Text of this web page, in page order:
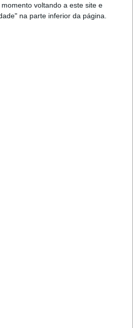
voltando a este site e
na parte inferior da página.